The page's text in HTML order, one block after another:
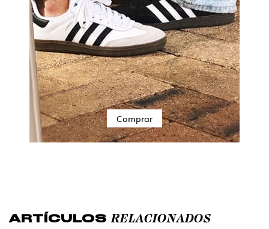
Comprar
ARTÍCULOS RELACIONADOS